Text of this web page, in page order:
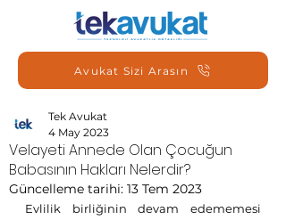
Avukat Sizi Arasın
Velayeti Annede Olan Çocuğun
Babasının Hakları Nelerdir?
Tek Avukat
4 May 2023
Güncelleme tarihi: 13 Tem 2023
Evlilik birliğinin devam edememesi